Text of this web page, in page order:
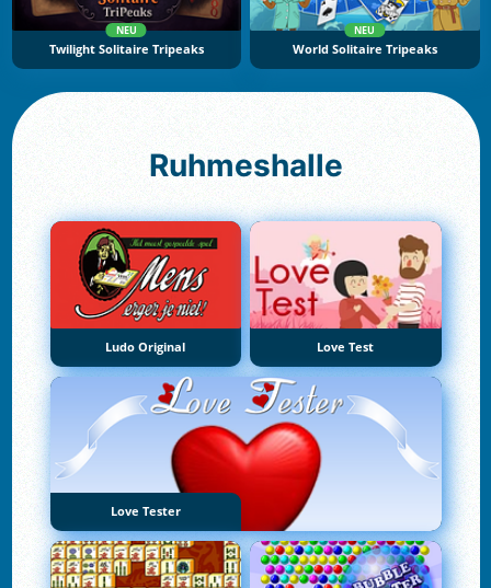
NEU
Twilight Solitaire Tripeaks
NEU
World Solitaire Tripeaks
Ruhmeshalle
Ludo Original Love Test
Love Tester